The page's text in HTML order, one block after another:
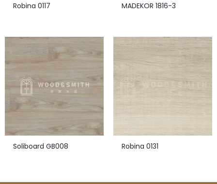
Robina 0117 MADEKOR 1816-3
Soliboard GB008 Robina 0131